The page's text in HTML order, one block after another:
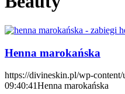
Henna marokańska
https://divineskin.pl/wp-
09:40:41Henna marokańska